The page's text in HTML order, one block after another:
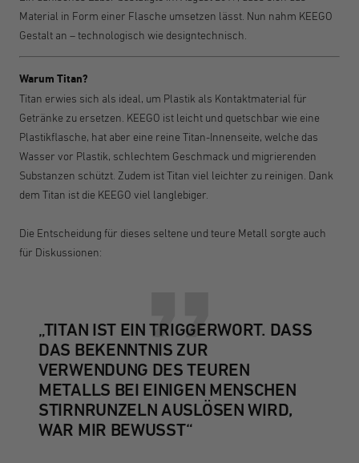
Material in Form einer Flasche umsetzen lässt. Nun nahm KEEGO
Gestalt an – technologisch wie designtechnisch.
Warum Titan?
Titan erwies sich als ideal, um Plastik als Kontaktmaterial für
Getränke zu ersetzen. KEEGO ist leicht und quetschbar wie eine
Plastikflasche, hat aber eine reine Titan-Innenseite, welche das
Wasser vor Plastik, schlechtem Geschmack und migrierenden
Substanzen schützt. Zudem ist Titan viel leichter zu reinigen. Dank
dem Titan ist die KEEGO viel langlebiger.
Die Entscheidung für dieses seltene und teure Metall sorgte auch
für Diskussionen:
„TITAN IST EIN TRIGGERWORT. DASS
DAS BEKENNTNIS ZUR
VERWENDUNG DES TEUREN
METALLS BEI EINIGEN MENSCHEN
STIRNRUNZELN AUSLÖSEN WIRD,
WAR MIR BEWUSST“